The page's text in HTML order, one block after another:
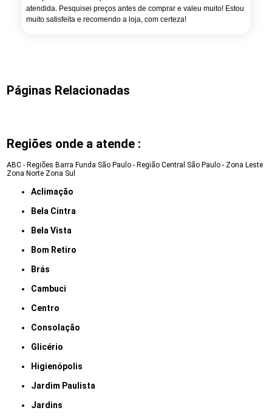
atendida. Pesquisei preços antes de comprar e valeu muito! Estou
muito satisfeita e recomendo a loja, com certeza!
Páginas Relacionadas
Regiões onde a atende :
ABC - Regiões Barra Funda São Paulo - Região Central São Paulo - Zona Leste
Zona Norte Zona Sul
Aclimação
Bela Cintra
Bela Vista
Bom Retiro
Brás
Cambuci
Centro
Consolação
Glicério
Higienópolis
Jardim Paulista
Jardins